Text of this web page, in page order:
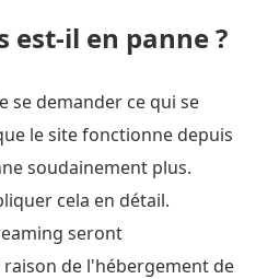
est-il en panne ?
se demander ce qui se
le site fonctionne depuis
soudainement plus.
cela en détail.
seront
de l'hébergement de